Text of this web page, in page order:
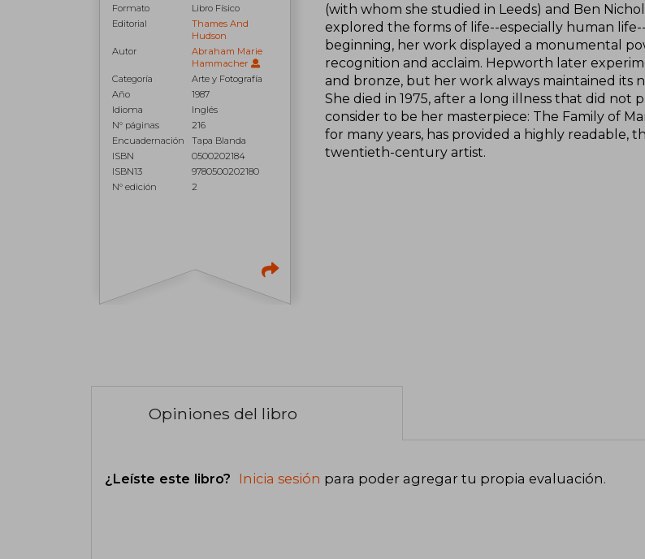
Formato
Libro Físico
Editorial
Thames And
Hudson
Autor
Abraham Marie
Hammacher
Categoría
Arte y Fotografía
Año
1987
Idioma
Inglés
N° páginas
216
Encuadernación
Tapa Blanda
ISBN
0500202184
ISBN13
9780500202180
N° edición
2
(with whom she studied in Leeds) and Ben
explored the forms of life--especially human
beginning, her work displayed a monumental
recognition and acclaim. Hepworth later
and bronze, but her work always maintained its
She died in 1975, after a long illness that did
consider to be her masterpiece: The Family of
for many years, has provided a highly readable,
twentieth-century artist.
Opiniones del libro
¿Leíste este libro? Inicia sesión para poder agregar tu propia evaluación.